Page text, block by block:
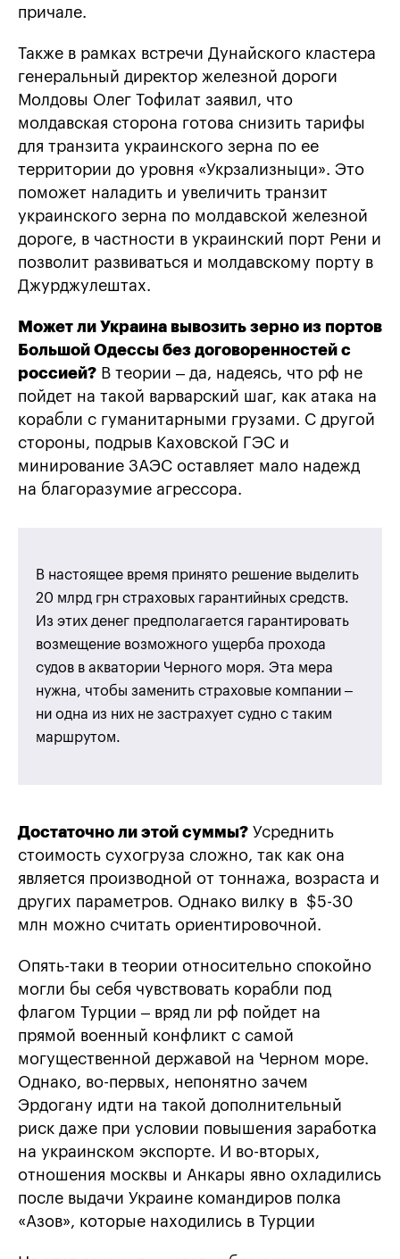
причале.
Также в рамках встречи Дунайского кластера
генеральный директор железной дороги
Молдовы Олег Тофилат заявил, что
молдавская сторона готова снизить тарифы
для транзита украинского зерна по ее
территории до уровня «Укрзализныци». Это
поможет наладить и увеличить транзит
украинского зерна по молдавской железной
дороге, в частности в украинский порт Рени и
позволит развиваться и молдавскому порту в
Джурджулештах.
Может ли Украина вывозить зерно из портов
Большой Одессы без договоренностей с
россией? В теории – да, надеясь, что рф не
пойдет на такой варварский шаг, как атака на
корабли с гуманитарными грузами. С другой
стороны, подрыв Каховской ГЭС и
минирование ЗАЭС оставляет мало надежд
на благоразумие агрессора.
В настоящее время принято решение выделить
20 млрд грн страховых гарантийных средств.
Из этих денег предполагается гарантировать
возмещение возможного ущерба прохода
судов в акватории Черного моря. Эта мера
нужна, чтобы заменить страховые компании –
ни одна из них не застрахует судно с таким
маршрутом.
Достаточно ли этой суммы? Усреднить
стоимость сухогруза сложно, так как она
является производной от тоннажа, возраста и
других параметров. Однако вилку в $5-30
млн можно считать ориентировочной.
Опять-таки в теории относительно спокойно
могли бы себя чувствовать корабли под
флагом Турции – вряд ли рф пойдет на
прямой военный конфликт с самой
могущественной державой на Черном море.
Однако, во-первых, непонятно зачем
Эрдогану идти на такой дополнительный
риск даже при условии повышения заработка
на украинском экспорте. И во-вторых,
отношения москвы и Анкары явно охладились
после выдачи Украине командиров полка
«Азов», которые находились в Турции